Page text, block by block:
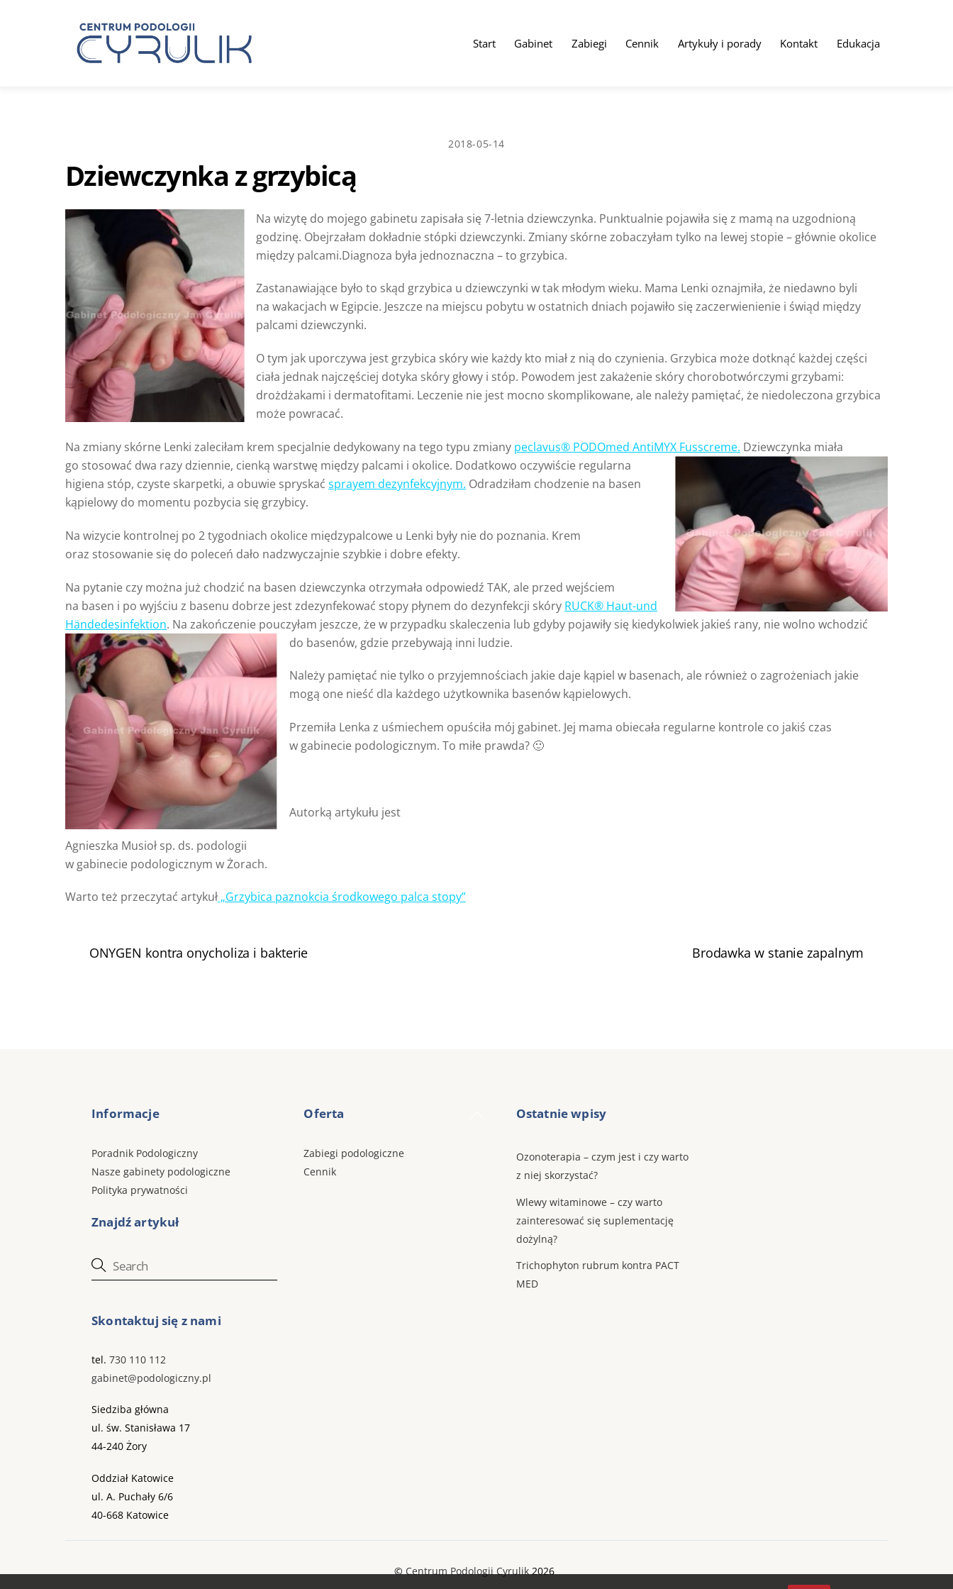
Start Gabinet Zabiegi Cennik Artykuły i porady Kontakt Edukacja
2018-05-14
Dziewczynka z grzybicą
Na wizytę do mojego gabinetu zapisała się 7-letnia dziewczynka. Punktualnie pojawiła się z mamą na uzgodnioną
godzinę. Obejrzałam dokładnie stópki dziewczynki. Zmiany skórne zobaczyłam tylko na lewej stopie – głównie okolice
między palcami.Diagnoza była jednoznaczna – to grzybica.
Zastanawiające było to skąd grzybica u dziewczynki w tak młodym wieku. Mama Lenki oznajmiła, że niedawno byli
na wakacjach w Egipcie. Jeszcze na miejscu pobytu w ostatnich dniach pojawiło się zaczerwienienie i świąd między
palcami dziewczynki.
O tym jak uporczywa jest grzybica skóry wie każdy kto miał z nią do czynienia. Grzybica może dotknąć każdej części
ciała jednak najczęściej dotyka skóry głowy i stóp. Powodem jest zakażenie skóry chorobotwórczymi grzybami:
drożdżakami i dermatofitami. Leczenie nie jest mocno skomplikowane, ale należy pamiętać, że niedoleczona grzybica
może powracać.
Na zmiany skórne Lenki zaleciłam krem specjalnie dedykowany na tego typu zmiany peclavus® PODOmed AntiMYX Fusscreme. Dziewczynka miała
go stosować dwa razy dziennie, cienką warstwę między palcami i okolice. Dodatkowo oczywiście regularna
higiena stóp, czyste skarpetki, a obuwie spryskać sprayem dezynfekcyjnym. Odradziłam chodzenie na basen
kąpielowy do momentu pozbycia się grzybicy.
Na wizycie kontrolnej po 2 tygodniach okolice międzypalcowe u Lenki były nie do poznania. Krem
oraz stosowanie się do poleceń dało nadzwyczajnie szybkie i dobre efekty.
Na pytanie czy można już chodzić na basen dziewczynka otrzymała odpowiedź TAK, ale przed wejściem
na basen i po wyjściu z basenu dobrze jest zdezynfekować stopy płynem do dezynfekcji skóry RUCK® Haut-und
Händedesinfektion. Na zakończenie pouczyłam jeszcze, że w przypadku skaleczenia lub gdyby pojawiły się kiedykolwiek jakieś rany, nie wolno wchodzić
do basenów, gdzie przebywają inni ludzie.
Należy pamiętać nie tylko o przyjemnościach jakie daje kąpiel w basenach, ale również o zagrożeniach jakie
mogą one nieść dla każdego użytkownika basenów kąpielowych.
Przemiła Lenka z uśmiechem opuściła mój gabinet. Jej mama obiecała regularne kontrole co jakiś czas
w gabinecie podologicznym. To miłe prawda? 🙂
Autorką artykułu jest
Agnieszka Musioł sp. ds. podologii
w gabinecie podologicznym w Żorach.
Warto też przeczytać artykuł „Grzybica paznokcia środkowego palca stopy”
ONYGEN kontra onycholiza i bakterie Brodawka w stanie zapalnym
Informacje
Poradnik Podologiczny
Nasze gabinety podologiczne
Polityka prywatności
Znajdź artykuł
Oferta
Zabiegi podologiczne
Cennik
Ostatnie wpisy
Ozonoterapia – czym jest i czy warto
z niej skorzystać?
Wlewy witaminowe – czy warto
zainteresować się suplementację
dożylną?
Trichophyton rubrum kontra PACT
MED
Skontaktuj się z nami
tel.730 110 112
gabinet@podologiczny.pl
Siedziba główna
ul. św. Stanisława 17
44-240 Żory
Oddział Katowice
ul. A. Puchały 6/6
40-668 Katowice
©Centrum Podologii Cyrulik2026